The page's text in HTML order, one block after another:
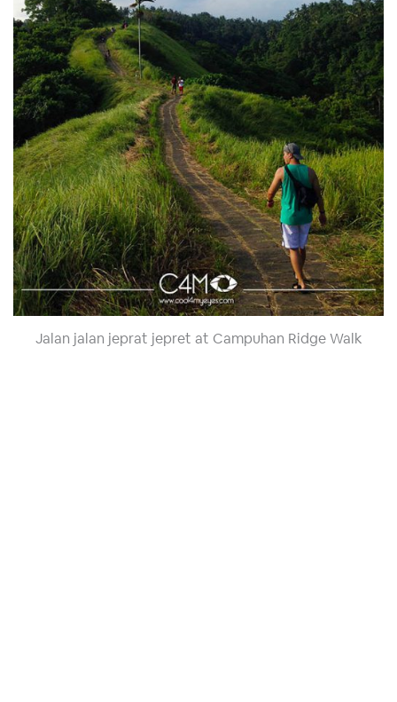
Jalan jalan jeprat jepret at Campuhan Ridge Walk